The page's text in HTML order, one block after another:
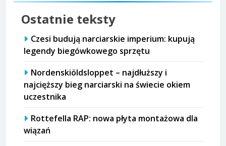
Ostatnie teksty
Czesi budują narciarskie imperium: kupują
legendy biegówkowego sprzętu
Nordenskiöldsloppet – najdłuższy i
najcięższy bieg narciarski na świecie okiem
uczestnika
Rottefella RAP: nowa płyta montażowa dla
wiązań